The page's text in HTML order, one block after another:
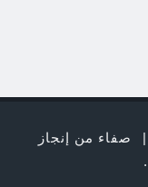
|
صفاء من إنجاز
.